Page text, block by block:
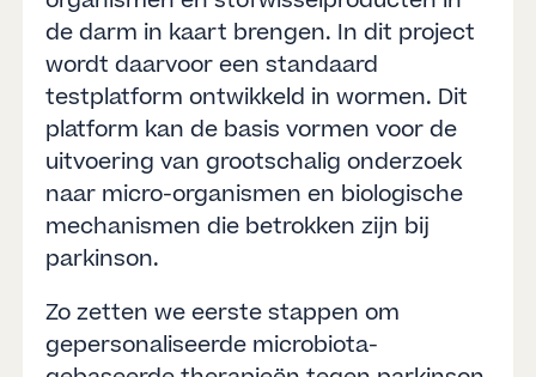
de darm in kaart brengen. In dit project
wordt daarvoor een standaard
testplatform ontwikkeld in wormen. Dit
platform kan de basis vormen voor de
uitvoering van grootschalig onderzoek
naar micro-organismen en biologische
mechanismen die betrokken zijn bij
parkinson.
Zo zetten we eerste stappen om
gepersonaliseerde microbiota-